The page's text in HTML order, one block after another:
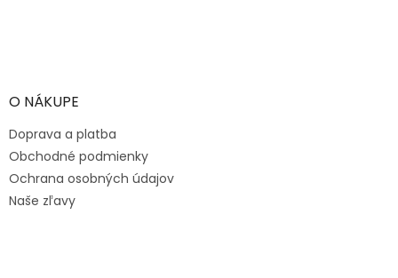
ä
e
O NÁKUPE
Doprava a platba
Obchodné podmienky
Ochrana osobných údajov
Naše zľavy